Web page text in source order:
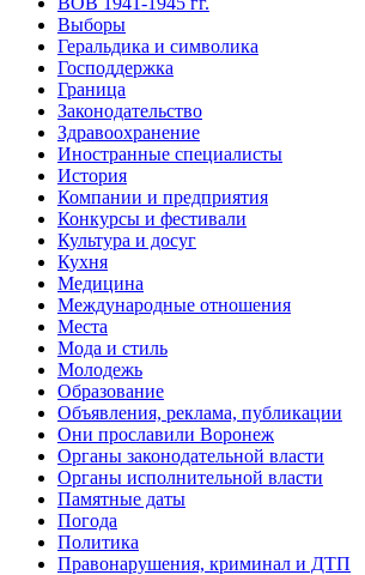
Выборы
Геральдика и символика
Господдержка
Граница
Законодательство
Здравоохранение
Иностранные специалисты
История
Компании и предприятия
Конкурсы и фестивали
Культура и досуг
Кухня
Медицина
Международные отношения
Места
Мода и стиль
Молодежь
Образование
Объявления, реклама, публикации
Они прославили Воронеж
Органы законодательной власти
Органы исполнительной власти
Памятные даты
Погода
Политика
Правонарушения, криминал и ДТП